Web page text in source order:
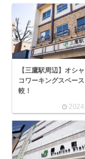
【三鷹駅周辺】オシ
コワーキングスペー
較！